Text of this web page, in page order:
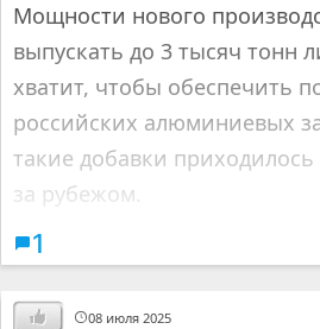
Мощности нового
выпускать до 3 тысяч тонн
хватит, чтобы обеспечить
российских алюминиевых
такие добавки приходилось
за рубежом.
1
08 июля 2025